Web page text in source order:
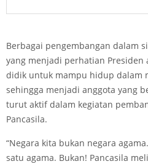
Berbagai pengembangan dalam
yang menjadi perhatian Presiden
didik untuk mampu hidup dalam
sehingga menjadi anggota yang
turut aktif dalam kegiatan
Pancasila.
“Negara kita bukan negara
satu agama. Bukan! Pancasila